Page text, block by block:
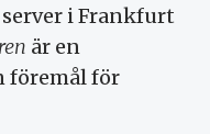
i Frankfurt
är en
föremål för